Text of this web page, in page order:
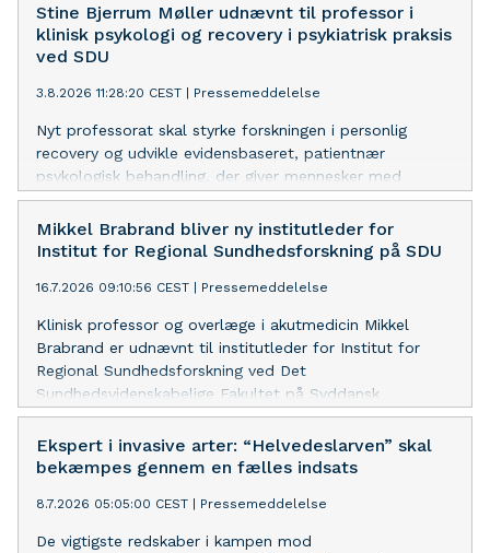
Stine Bjerrum Møller udnævnt til professor i
klinisk psykologi og recovery i psykiatrisk praksis
ved SDU
3.8.2026 11:28:20 CEST | Pressemeddelelse
Nyt professorat skal styrke forskningen i personlig
recovery og udvikle evidensbaseret, patientnær
psykologisk behandling, der giver mennesker med
mentale helbredsproblemer bedre muligheder for at
leve et meningsfuldt liv på egne præmisser.
Mikkel Brabrand bliver ny institutleder for
Institut for Regional Sundhedsforskning på SDU
16.7.2026 09:10:56 CEST | Pressemeddelelse
Klinisk professor og overlæge i akutmedicin Mikkel
Brabrand er udnævnt til institutleder for Institut for
Regional Sundhedsforskning ved Det
Sundhedsvidenskabelige Fakultet på Syddansk
Universitet. Han vil arbejde for at styrke forskning,
uddannelse og samarbejdet på tværs af
sundhedsvæsenet.
Ekspert i invasive arter: “Helvedeslarven” skal
bekæmpes gennem en fælles indsats
8.7.2026 05:05:00 CEST | Pressemeddelelse
De vigtigste redskaber i kampen mod